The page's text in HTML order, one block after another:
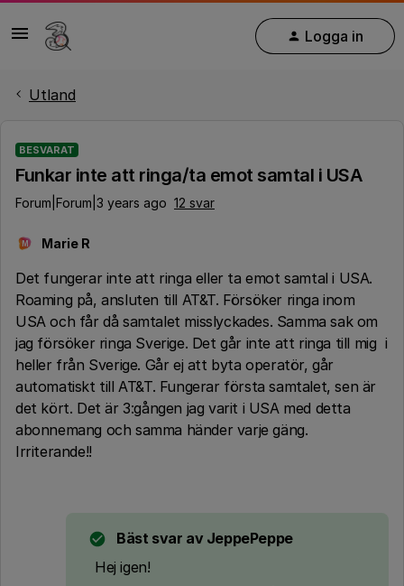
Logga in
Utland
BESVARAT
Funkar inte att ringa/ta emot samtal i USA
Forum|Forum|3 years ago 12 svar
M Marie R
Det fungerar inte att ringa eller ta emot samtal i USA.
Roaming på, ansluten till AT&T. Försöker ringa inom
USA och får då samtalet misslyckades. Samma sak om
jag försöker ringa Sverige. Det går inte att ringa till mig i
heller från Sverige. Går ej att byta operatör, går
automatiskt till AT&T. Fungerar första samtalet, sen är
det kört. Det är 3:gången jag varit i USA med detta
abonnemang och samma händer varje gäng.
Irriterande!!
Bäst svar av JeppePeppe
Hej igen!